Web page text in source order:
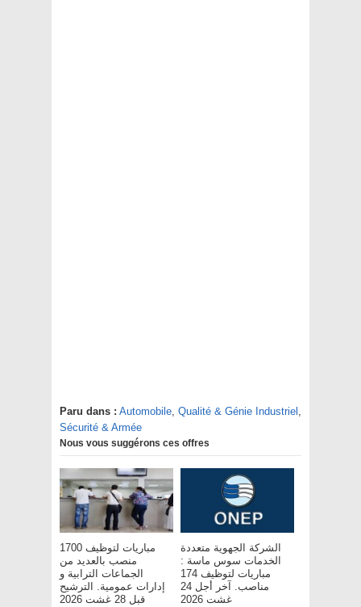
Paru dans : Automobile, Qualité & Génie Industriel ,
Sécurité & Armée
Nous vous suggérons ces offres
مباريات لتوظيف 1700
منصب بالعديد من
الجماعات الترابية و
إدارات عمومية. الترشيح
قبل 28 غشت 2026
الشركة الجهوية متعددة
الخدمات سوس ماسة :
مباريات لتوظيف 174
مناصب. آخر أجل 24
غشت 2026